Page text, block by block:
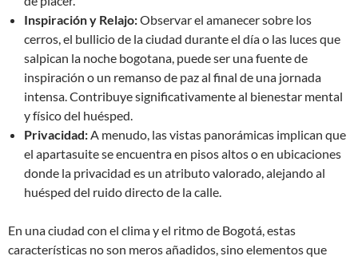
Inspiración y Relajo:Observar el amanecer sobre los
cerros, el bullicio de la ciudad durante el día o las luces que
salpican la noche bogotana, puede ser una fuente de
inspiración o un remanso de paz al final de una jornada
intensa. Contribuye significativamente al bienestar mental
y físico del huésped.
Privacidad:A menudo, las vistas panorámicas implican que
el apartasuite se encuentra en pisos altos o en ubicaciones
donde la privacidad es un atributo valorado, alejando al
huésped del ruido directo de la calle.
En una ciudad con el clima y el ritmo de Bogotá, estas
características no son meros añadidos, sino elementos que